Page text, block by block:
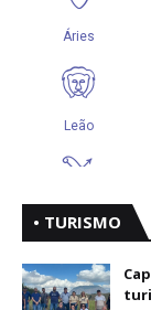
• TURISMO